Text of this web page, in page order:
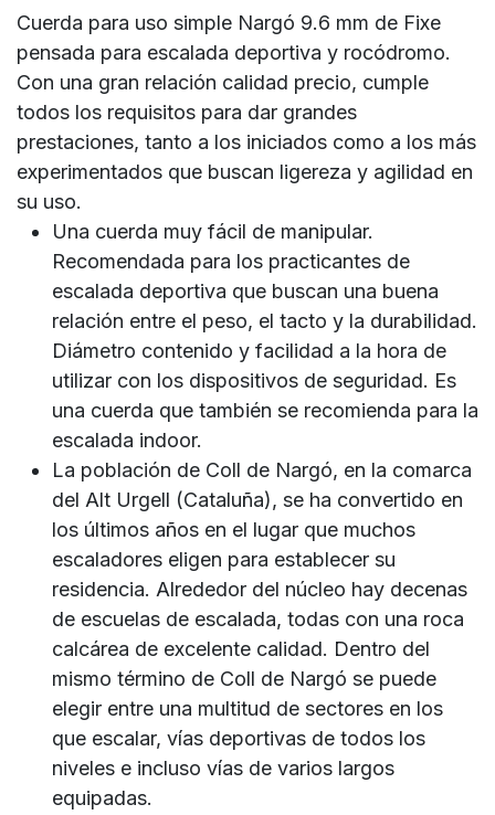
Cuerda para uso simple Nargó 9.6 mm de Fixe
pensada para escalada deportiva y rocódromo.
Con una gran relación calidad precio, cumple
todos los requisitos para dar grandes
prestaciones, tanto a los iniciados como a los más
experimentados que buscan ligereza y agilidad en
su uso.
Una cuerda muy fácil de manipular.
Recomendada para los practicantes de
escalada deportiva que buscan una buena
relación entre el peso, el tacto y la durabilidad.
Diámetro contenido y facilidad a la hora de
utilizar con los dispositivos de seguridad. Es
una cuerda que también se recomienda para la
escalada indoor.
La población de Coll de Nargó, en la comarca
del Alt Urgell (Cataluña), se ha convertido en
los últimos años en el lugar que muchos
escaladores eligen para establecer su
residencia. Alrededor del núcleo hay decenas
de escuelas de escalada, todas con una roca
calcárea de excelente calidad. Dentro del
mismo término de Coll de Nargó se puede
elegir entre una multitud de sectores en los
que escalar, vías deportivas de todos los
niveles e incluso vías de varios largos
equipadas.